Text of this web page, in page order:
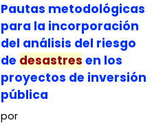
Pautas metodológicas
para la incorporación
del análisis del riesgo
de desastres en los
proyectos de inversión
pública
por